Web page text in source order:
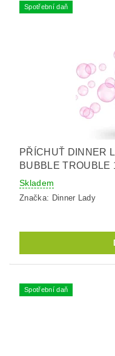
Spotřební daň
PŘÍCHUŤ DINNER
BUBBLE TROUBLE
Skladem
Značka: Dinner Lady
Spotřební daň